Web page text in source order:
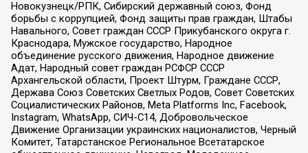
Новокузнецк/РПК, Сибирский державный союз, Фонд
борьбы с коррупцией, Фонд защиты прав граждан, Штабы
Навального, Совет граждан СССР Прикубанского округа г.
Краснодара, Мужское государство, Народное
объединение русского движения, Народное движение
Адат, Народный совет граждан РСФСР СССР
Архангельской области, Проект Штурм, Граждане СССР,
Держава Союз Советских Светлых Родов, Совет Советских
Социалистических Районов, Meta Platforms Inc, Facebook,
Instagram, WhatsApp, СИЧ-С14, Добровольческое
Движение Организации украинских националистов, Черный
Комитет, Татарстанское Региональное Всетатарское